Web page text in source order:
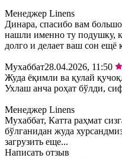
Менеджер Linens
Динара, спасибо вам
нашли именно ту подушку,
долго и делает ваш сон ещё
Мухаббат28.04.2026, 11:50
Жуда ёқимли ва қулай
Ухлаш анча роҳат бўлди,
Менеджер Linens
Мухаббат, Катта раҳмат
бўлганидан жуда
загрузить еще...
Написать отзыв